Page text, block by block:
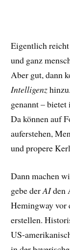
Eigentlich
und ganz
Aber gut, dann
Intelligenz
genannt –
Da können auf
auferstehen,
und propere
Dann machen
gebe derAIden
Hemingway vor
erstellen.
US-